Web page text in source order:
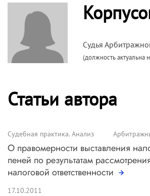
Судья
(должность актуальна
Статьи автора
Судебная практика. Анализ
О правомерности выставления
пеней по результатам
налоговой ответственности
17.10.2011